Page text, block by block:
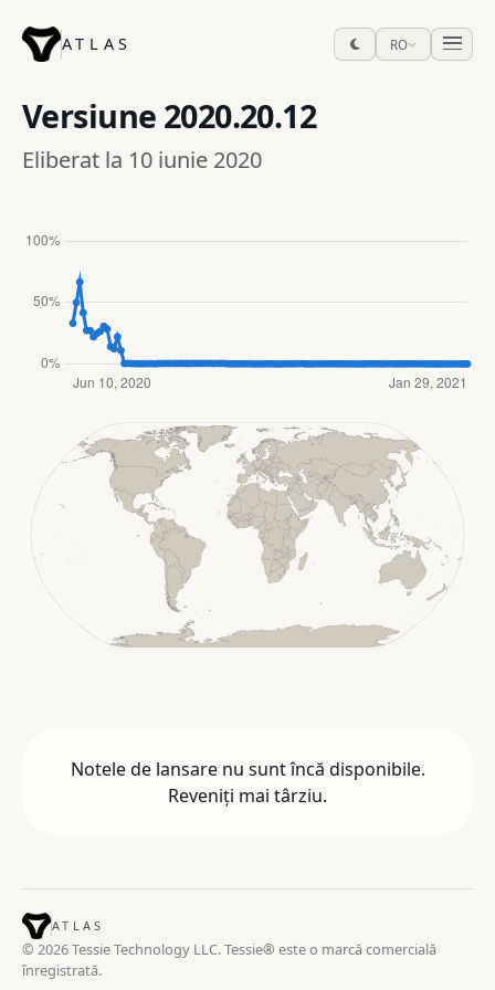
ATLAS RO
Versiune 2020.20.12
Eliberat la 10 iunie 2020
Notele de lansare nu sunt încă disponibile.
Reveniți mai târziu.
ATLAS
© 2026 Tessie Technology LLC. Tessie® este o marcă comercială
înregistrată.